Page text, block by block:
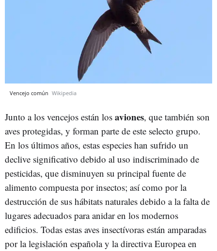
Vencejo común Wikipedia
Junto a los vencejos están los aviones, que también son
aves protegidas, y forman parte de este selecto grupo.
En los últimos años, estas especies han sufrido un
declive significativo debido al uso indiscriminado de
pesticidas, que disminuyen su principal fuente de
alimento compuesta por insectos; así como por la
destrucción de sus hábitats naturales debido a la falta de
lugares adecuados para anidar en los modernos
edificios. Todas estas aves insectívoras están amparadas
por la legislación española y la directiva Europea en